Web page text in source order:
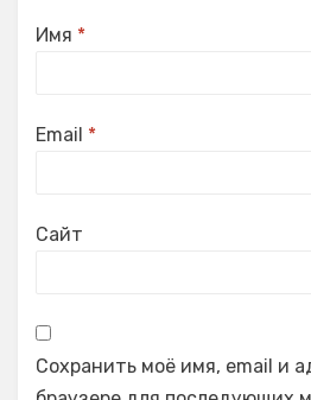
Имя *
Email *
Сайт
Сохранить моё имя, email и